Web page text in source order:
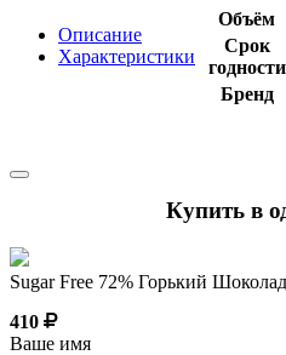
Описание
Характеристики
Объём
Срок
годности
Бренд
Купить в
Sugar Free 72% Горький
410
Ваше имя